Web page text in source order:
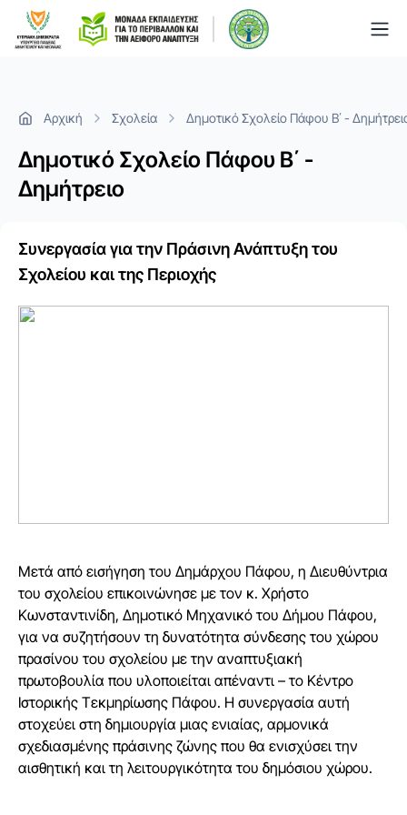
Αρχική Σχολεία Δημοτικό Σχολείο Πάφου Β΄ -
Δημοτικό Σχολείο Πάφου Β΄ -
Δημήτρειο
Συνεργασία για την Πράσινη Ανάπτυξη του
Σχολείου και της Περιοχής
Μετά από εισήγηση του Δημάρχου Πάφου, η Διευθύντρια
του σχολείου επικοινώνησε με τον κ. Χρήστο
Κωνσταντινίδη, Δημοτικό Μηχανικό του Δήμου Πάφου,
για να συζητήσουν τη δυνατότητα σύνδεσης του χώρου
πρασίνου του σχολείου με την αναπτυξιακή
πρωτοβουλία που υλοποιείται απέναντι – το Κέντρο
Ιστορικής Τεκμηρίωσης Πάφου. Η συνεργασία αυτή
στοχεύει στη δημιουργία μιας ενιαίας, αρμονικά
σχεδιασμένης πράσινης ζώνης που θα ενισχύσει την
αισθητική και τη λειτουργικότητα του δημόσιου χώρου.